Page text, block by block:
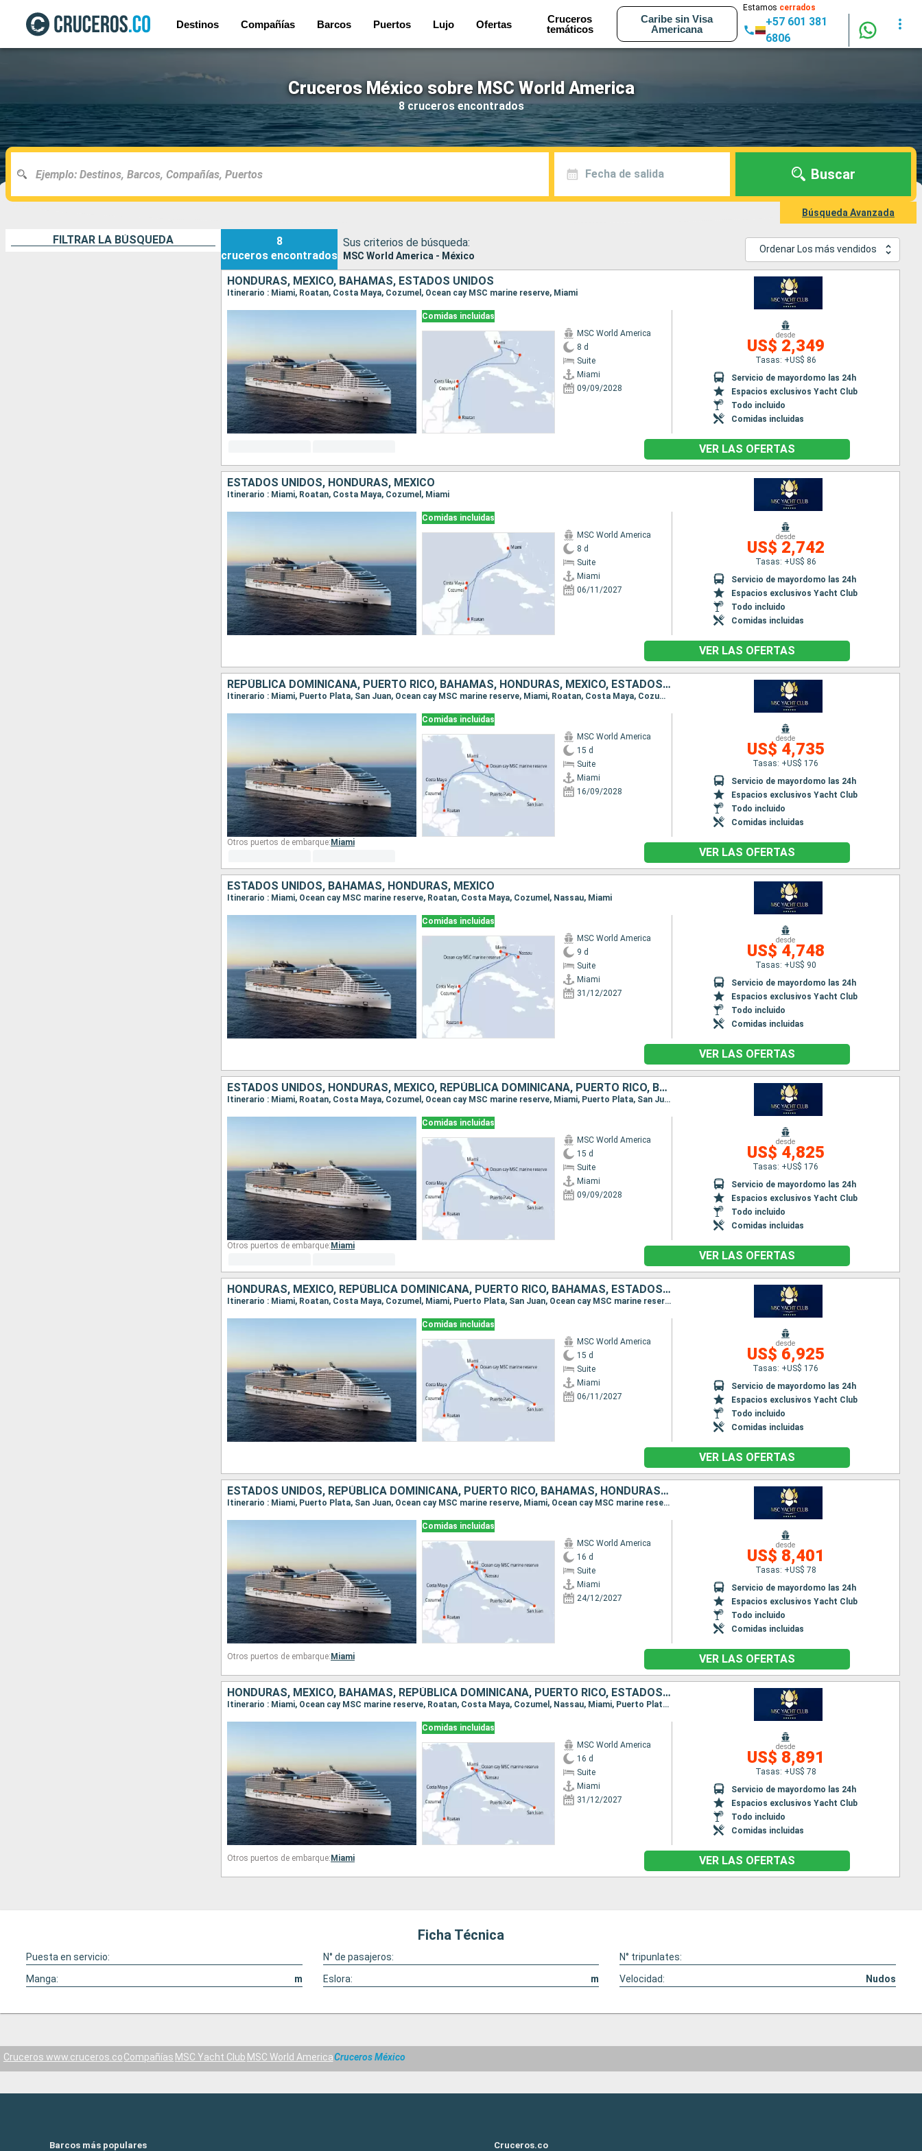
Destinos Compañías Barcos Puertos Lujo Ofertas
Cruceros
temáticos
Caribe sin Visa
Americana
Estamos cerrados
+57 601 381
6806
Cruceros México sobre MSC World America
8 cruceros encontrados
Fecha de salida Buscar
Búsqueda Avanzada
FILTRAR LA BÚSQUEDA
8
cruceros encontrados
Sus criterios de búsqueda:
MSC World America - México
Ordenar Los más vendidos
HONDURAS, MÉXICO, BAHAMAS, ESTADOS UNIDOS
Itinerario : Miami, Roatan, Costa Maya, Cozumel, Ocean cay MSC marine reserve, Miami
Comidas incluidas
MSC World America
8 d
Suite
Miami
09/09/2028
desde
US$ 2,349
Tasas: +US$ 86
Servicio de mayordomo las 24h
Espacios exclusivos Yacht Club
Todo incluido
Comidas incluidas
VER LAS OFERTAS
ESTADOS UNIDOS, HONDURAS, MÉXICO
Itinerario : Miami, Roatan, Costa Maya, Cozumel, Miami
Comidas incluidas
MSC World America
8 d
Suite
Miami
06/11/2027
desde
US$ 2,742
Tasas: +US$ 86
Servicio de mayordomo las 24h
Espacios exclusivos Yacht Club
Todo incluido
Comidas incluidas
VER LAS OFERTAS
REPÚBLICA DOMINICANA, PUERTO RICO, BAHAMAS, HONDURAS, MÉXICO, ESTADOS UNIDOS
Itinerario : Miami, Puerto Plata, San Juan, Ocean cay MSC marine reserve, Miami, Roatan, Costa Maya, Cozumel, Ocean cay MSC marine reserve, Miami
Comidas incluidas
MSC World America
15 d
Suite
Miami
16/09/2028
desde
US$ 4,735
Tasas: +US$ 176
Servicio de mayordomo las 24h
Espacios exclusivos Yacht Club
Todo incluido
Comidas incluidas
Otros puertos de embarque: Miami
VER LAS OFERTAS
ESTADOS UNIDOS, BAHAMAS, HONDURAS, MÉXICO
Itinerario : Miami, Ocean cay MSC marine reserve, Roatan, Costa Maya, Cozumel, Nassau, Miami
Comidas incluidas
MSC World America
9 d
Suite
Miami
31/12/2027
desde
US$ 4,748
Tasas: +US$ 90
Servicio de mayordomo las 24h
Espacios exclusivos Yacht Club
Todo incluido
Comidas incluidas
VER LAS OFERTAS
ESTADOS UNIDOS, HONDURAS, MÉXICO, REPÚBLICA DOMINICANA, PUERTO RICO, BAHAMAS
Itinerario : Miami, Roatan, Costa Maya, Cozumel, Ocean cay MSC marine reserve, Miami, Puerto Plata, San Juan, Ocean cay MSC marine reserve, Miami
Comidas incluidas
MSC World America
15 d
Suite
Miami
09/09/2028
desde
US$ 4,825
Tasas: +US$ 176
Servicio de mayordomo las 24h
Espacios exclusivos Yacht Club
Todo incluido
Comidas incluidas
Otros puertos de embarque: Miami
VER LAS OFERTAS
HONDURAS, MÉXICO, REPÚBLICA DOMINICANA, PUERTO RICO, BAHAMAS, ESTADOS UNIDOS
Itinerario : Miami, Roatan, Costa Maya, Cozumel, Miami, Puerto Plata, San Juan, Ocean cay MSC marine reserve, Miami
Comidas incluidas
MSC World America
15 d
Suite
Miami
06/11/2027
desde
US$ 6,925
Tasas: +US$ 176
Servicio de mayordomo las 24h
Espacios exclusivos Yacht Club
Todo incluido
Comidas incluidas
VER LAS OFERTAS
ESTADOS UNIDOS, REPÚBLICA DOMINICANA, PUERTO RICO, BAHAMAS, HONDURAS, MÉXICO
Itinerario : Miami, Puerto Plata, San Juan, Ocean cay MSC marine reserve, Miami, Ocean cay MSC marine reserve, Roatan, Costa Maya, Cozumel, Nassau, Miami
Comidas incluidas
MSC World America
16 d
Suite
Miami
24/12/2027
desde
US$ 8,401
Tasas: +US$ 78
Servicio de mayordomo las 24h
Espacios exclusivos Yacht Club
Todo incluido
Comidas incluidas
Otros puertos de embarque: Miami VER LAS OFERTAS
HONDURAS, MÉXICO, BAHAMAS, REPÚBLICA DOMINICANA, PUERTO RICO, ESTADOS UNIDOS
Itinerario : Miami, Ocean cay MSC marine reserve, Roatan, Costa Maya, Cozumel, Nassau, Miami, Puerto Plata, San Juan, Ocean cay MSC marine reserve, Miami
Comidas incluidas
MSC World America
16 d
Suite
Miami
31/12/2027
desde
US$ 8,891
Tasas: +US$ 78
Servicio de mayordomo las 24h
Espacios exclusivos Yacht Club
Todo incluido
Comidas incluidas
Otros puertos de embarque: Miami VER LAS OFERTAS
Ficha Técnica
Puesta en servicio: N° de pasajeros:
N° tripunlates:
Manga:
m Eslora: m Velocidad: Nudos
Cruceros www.cruceros.coCompañías MSC Yacht Club MSC World AmericaCruceros México
Barcos más populares Cruceros.co